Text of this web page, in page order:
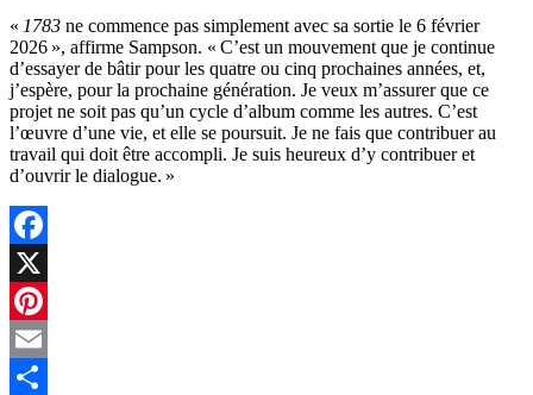
« 1783 ne commence pas simplement avec sa sortie le 6 février
2026 », affirme Sampson. « C’est un mouvement que je continue
d’essayer de bâtir pour les quatre ou cinq prochaines années, et,
j’espère, pour la prochaine génération. Je veux m’assurer que ce
projet ne soit pas qu’un cycle d’album comme les autres. C’est
l’œuvre d’une vie, et elle se poursuit. Je ne fais que contribuer au
travail qui doit être accompli. Je suis heureux d’y contribuer et
d’ouvrir le dialogue. »
Facebook
X
Pinterest
Email